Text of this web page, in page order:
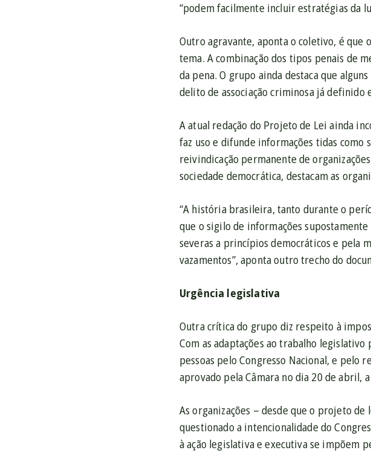
“podem facilmente incluir estratégias da
Outro agravante, aponta o coletivo, é que
tema. A combinação dos tipos penais de
da pena. O grupo ainda destaca que
delito de associação criminosa já definido
A atual redação do Projeto de Lei ainda
faz uso e difunde informações tidas como
reivindicação permanente de
sociedade democrática, destacam as
“A história brasileira, tanto durante o
que o sigilo de informações
severas a princípios democráticos e pela
vazamentos”, aponta outro trecho do
Urgência legislativa
Outra crítica do grupo diz respeito à
Com as adaptações ao trabalho
pessoas pelo Congresso Nacional, e
aprovado pela Câmara no dia 20 de abril,
As organizações – desde que o projeto
questionado a intencionalidade do
à ação legislativa e executiva se impõem